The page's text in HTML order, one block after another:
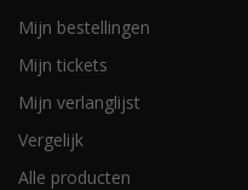
Mijn bestellingen
Mijn tickets
Mijn verlanglijst
Vergelijk
Alle producten